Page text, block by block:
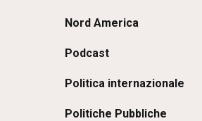
Nord America
Podcast
Politica internazionale
Politiche Pubbliche